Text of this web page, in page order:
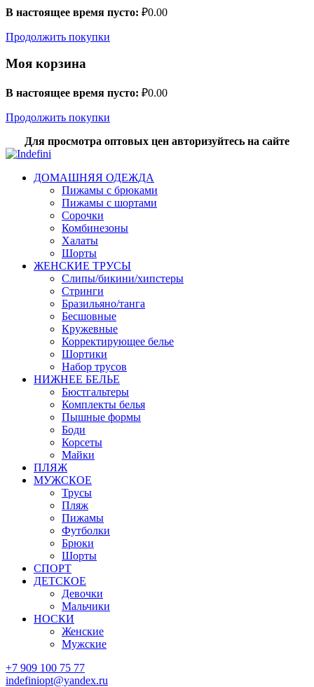
В настоящее время пусто: ₽0.00
Продолжить покупки
Моя корзина
В настоящее время пусто: ₽0.00
Продолжить покупки
Для просмотра оптовых цен авторизуйтесь на сайте
ДОМАШНЯЯ ОДЕЖДА
Пижамы с брюками
Пижамы с шортами
Сорочки
Комбинезоны
Халаты
Шорты
ЖЕНСКИЕ ТРУСЫ
Слипы/бикини/хипстеры
Стринги
Бразильяно/танга
Бесшовные
Кружевные
Корректирующее белье
Шортики
Набор трусов
НИЖНЕЕ БЕЛЬЕ
Бюстгальтеры
Комплекты белья
Пышные формы
Боди
Корсеты
Майки
ПЛЯЖ
МУЖСКОЕ
Трусы
Пляж
Пижамы
Футболки
Брюки
Шорты
СПОРТ
ДЕТСКОЕ
Девочки
Мальчики
НОСКИ
Женские
Мужские
+7 909 100 75 77
indefiniopt@yandex.ru